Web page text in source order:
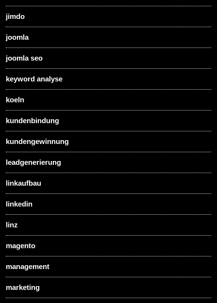
jimdo
joomla
joomla seo
keyword analyse
koeln
kundenbindung
kundengewinnung
leadgenerierung
linkaufbau
linkedin
linz
magento
management
marketing